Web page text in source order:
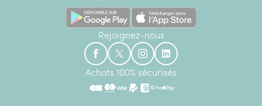
Rejoignez-nous
Achats 100% sécurisés